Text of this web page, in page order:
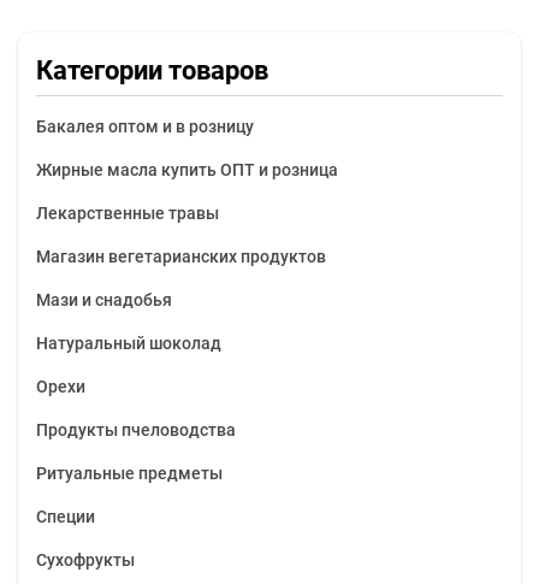
Категории товаров
Бакалея оптом и в розницу
Жирные масла купить ОПТ и розница
Лекарственные травы
Магазин вегетарианских продуктов
Мази и снадобья
Натуральный шоколад
Орехи
Продукты пчеловодства
Ритуальные предметы
Специи
Сухофрукты